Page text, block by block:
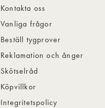
Kontakta oss
Vanliga frågor
Beställ tygprover
Reklamation och ånger
Skötselråd
Köpvillkor
Integritetspolicy